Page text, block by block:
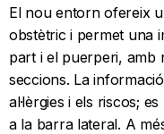
El nou entorn ofereix
obstètric i permet una
part i el puerperi, amb
seccions. La
al·lèrgies i els riscos;
a la barra lateral. A